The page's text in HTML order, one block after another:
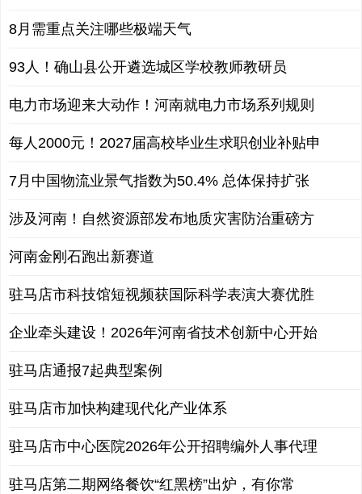
8月需重点关注哪些极端天气
93人！确山县公开遴选城区学校教师教研员
电力市场迎来大动作！河南就电力市场系列规则
每人2000元！2027届高校毕业生求职创业补贴申
7月中国物流业景气指数为50.4% 总体保持扩张
涉及河南！自然资源部发布地质灾害防治重磅方
河南金刚石跑出新赛道
驻马店市科技馆短视频获国际科学表演大赛优胜
企业牵头建设！2026年河南省技术创新中心开始
驻马店通报7起典型案例
驻马店市加快构建现代化产业体系
驻马店市中心医院2026年公开招聘编外人事代理
驻马店第二期网络餐饮“红黑榜”出炉，有你常